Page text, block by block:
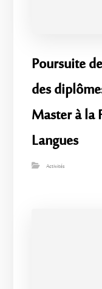
​Poursuite
des
Master à la
Langues
Activités